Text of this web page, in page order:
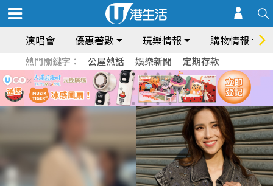
演唱會 優惠著數 玩樂情報 購物情報
熱門關鍵字： 公屋熱話 娛樂新聞 定期存款